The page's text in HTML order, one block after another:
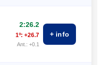
2:26.2
1º: +26.7
Ant.: +0.1
+ info